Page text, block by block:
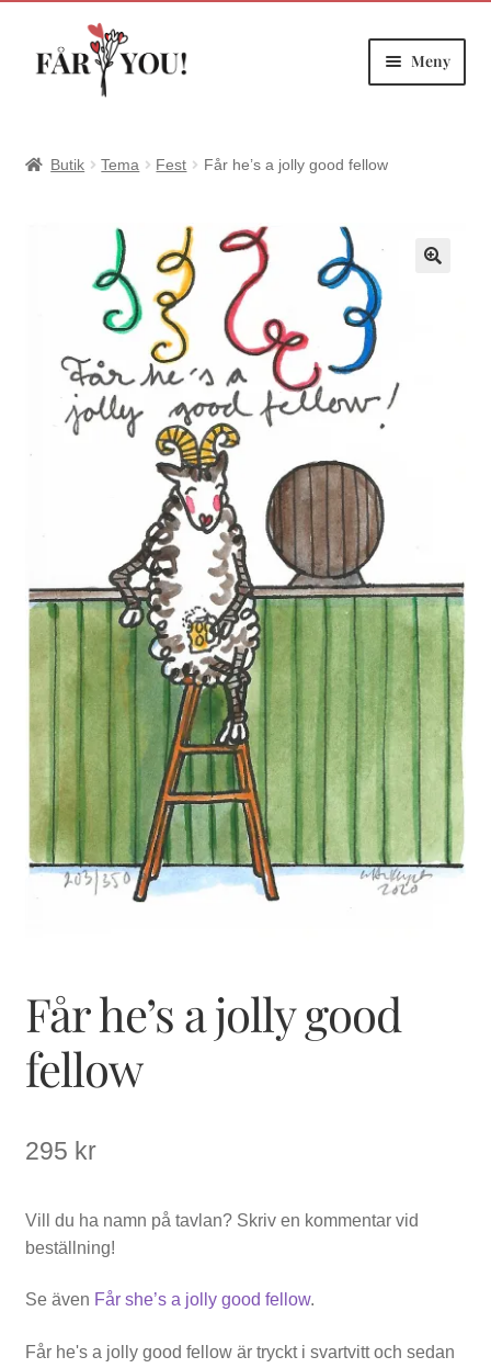
Hoppa
Hoppa
Meny
Butik Tema Fest Får he’s a jolly good fellow
Får he’s a jolly good
fellow
295 kr
Vill du ha namn på tavlan? Skriv en kommentar vid
beställning!
Se även Får she’s a jolly good fellow.
Får he's a jolly good fellow är tryckt i svartvitt och sedan